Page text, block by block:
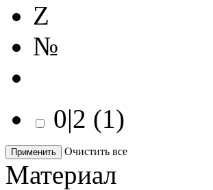
Z
№
0|2 (1)
Применить Очистить все
Материал